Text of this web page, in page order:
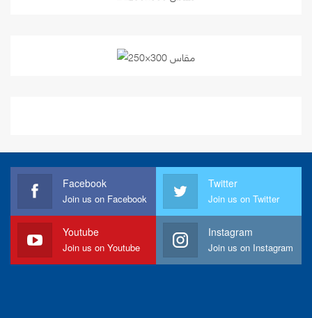
Facebook
Join us on Facebook
Twitter
Join us on Twitter
Youtube
Join us on Youtube
Instagram
Join us on Instagram